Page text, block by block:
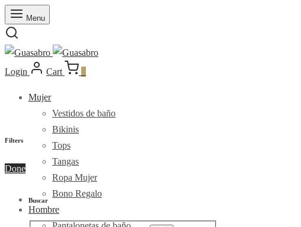
Menu
Login Cart
Mujer
Vestidos de baño
Bikinis
Tops
Tangas
Ropa Mujer
Bono Regalo
Hombre
Filters
Done
Buscar